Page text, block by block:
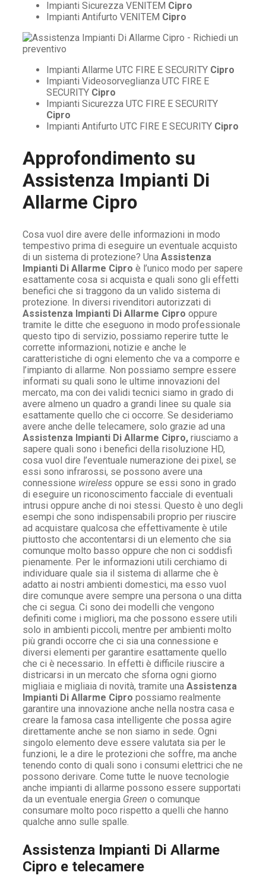
Impianti Sicurezza VENITEM Cipro
Impianti Antifurto VENITEM Cipro
Impianti Allarme UTC FIRE E SECURITY Cipro
Impianti Videosorveglianza UTC FIRE E
SECURITY Cipro
Impianti Sicurezza UTC FIRE E SECURITY
Cipro
Impianti Antifurto UTC FIRE E SECURITY Cipro
Approfondimento su
Assistenza Impianti Di
Allarme Cipro
Cosa vuol dire avere delle informazioni in modo
tempestivo prima di eseguire un eventuale acquisto
di un sistema di protezione? Una Assistenza
Impianti Di Allarme Cipro è l’unico modo per sapere
esattamente cosa si acquista e quali sono gli effetti
benefici che si traggono da un valido sistema di
protezione. In diversi rivenditori autorizzati di
Assistenza Impianti Di Allarme Cipro oppure
tramite le ditte che eseguono in modo professionale
questo tipo di servizio, possiamo reperire tutte le
corrette informazioni, notizie e anche le
caratteristiche di ogni elemento che va a comporre e
l’impianto di allarme. Non possiamo sempre essere
informati su quali sono le ultime innovazioni del
mercato, ma con dei validi tecnici siamo in grado di
avere almeno un quadro a grandi linee su quale sia
esattamente quello che ci occorre. Se desideriamo
avere anche delle telecamere, solo grazie ad una
Assistenza Impianti Di Allarme Cipro, riusciamo a
sapere quali sono i benefici della risoluzione HD,
cosa vuol dire l’eventuale numerazione dei pixel, se
essi sono infrarossi, se possono avere una
connessione wireless oppure se essi sono in grado
di eseguire un riconoscimento facciale di eventuali
intrusi oppure anche di noi stessi. Questo è uno degli
esempi che sono indispensabili proprio per riuscire
ad acquistare qualcosa che effettivamente è utile
piuttosto che accontentarsi di un elemento che sia
comunque molto basso oppure che non ci soddisfi
pienamente. Per le informazioni utili cerchiamo di
individuare quale sia il sistema di allarme che è
adatto ai nostri ambienti domestici, ma esso vuol
dire comunque avere sempre una persona o una ditta
che ci segua. Ci sono dei modelli che vengono
definiti come i migliori, ma che possono essere utili
solo in ambienti piccoli, mentre per ambienti molto
più grandi occorre che ci sia una connessione e
diversi elementi per garantire esattamente quello
che ci è necessario. In effetti è difficile riuscire a
districarsi in un mercato che sforna ogni giorno
migliaia e migliaia di novità, tramite una Assistenza
Impianti Di Allarme Cipro possiamo realmente
garantire una innovazione anche nella nostra casa e
creare la famosa casa intelligente che possa agire
direttamente anche se non siamo in sede. Ogni
singolo elemento deve essere valutata sia per le
funzioni, le a dire le protezioni che soffre, ma anche
tenendo conto di quali sono i consumi elettrici che ne
possono derivare. Come tutte le nuove tecnologie
anche impianti di allarme possono essere supportati
da un eventuale energia Green o comunque
consumare molto poco rispetto a quelli che hanno
qualche anno sulle spalle.
Assistenza Impianti Di Allarme
Cipro e telecamere